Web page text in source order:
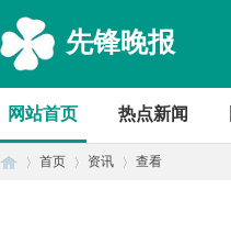
先锋晚报
网站首页 热点新闻
首页 资讯 查看